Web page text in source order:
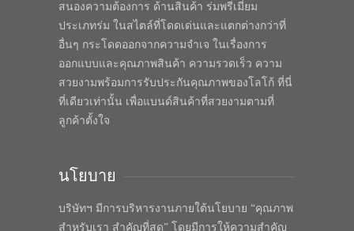
สนองความต้องการ ด้านสินค้า ร่มพรีเมี่ยม
ประเภทร่ม ในสไตล์ที่โดดเด่นและแตกต่างกว่าที่
อื่นๆ กระโดดออกจากความจำเจ ในเรื่องการ
ออกแบบและคุณภาพสินค้า ความรวดเร็ว ความ
สวยงามพร้อมการรับประกันคุณภาพของโลโก้ ที่นี่
ที่เดียวเท่านั้น เพื่อแบนด์สินค้าที่สวยงามตามที่
ลูกค้าตั้งใจ
นโยบาย
บริษัทฯ มีการบริหารงานภายใต้นโยบาย “คุณภาพ
สำหรับเรา สำคัญที่สุด” โดยมีการให้ความสำคัญ